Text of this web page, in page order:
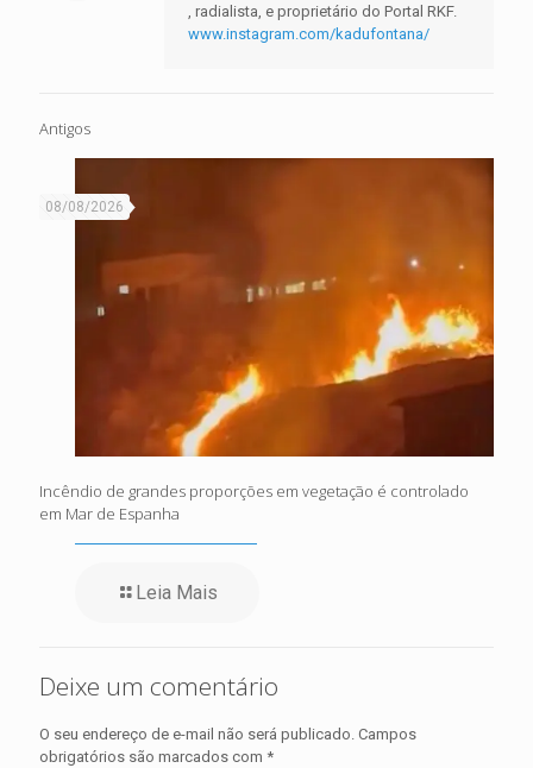
, radialista, e proprietário do Portal RKF.
www.instagram.com/kadufontana/
Antigos
08/08/2026
Incêndio de grandes proporções em vegetação é controlado
em Mar de Espanha
Leia Mais
Deixe um comentário
O seu endereço de e-mail não será publicado. Campos
obrigatórios são marcados com *